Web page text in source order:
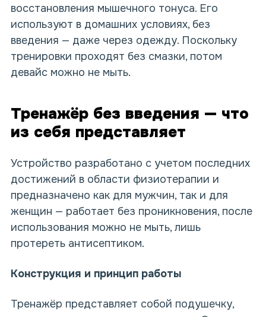
восстановления мышечного тонуса. Его
используют в домашних условиях, без
введения — даже через одежду. Поскольку
тренировки проходят без смазки, потом
девайс можно не мыть.
Тренажёр без введения — что
из себя представляет
Устройство разработано с учетом последних
достижений в области физиотерапии и
предназначено как для мужчин, так и для
женщин — работает без проникновения, после
использования можно не мыть, лишь
протереть антисептиком.
Конструкция и принцип работы
Тренажёр представляет собой подушечку,